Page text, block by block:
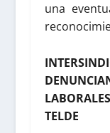
una
TELDE